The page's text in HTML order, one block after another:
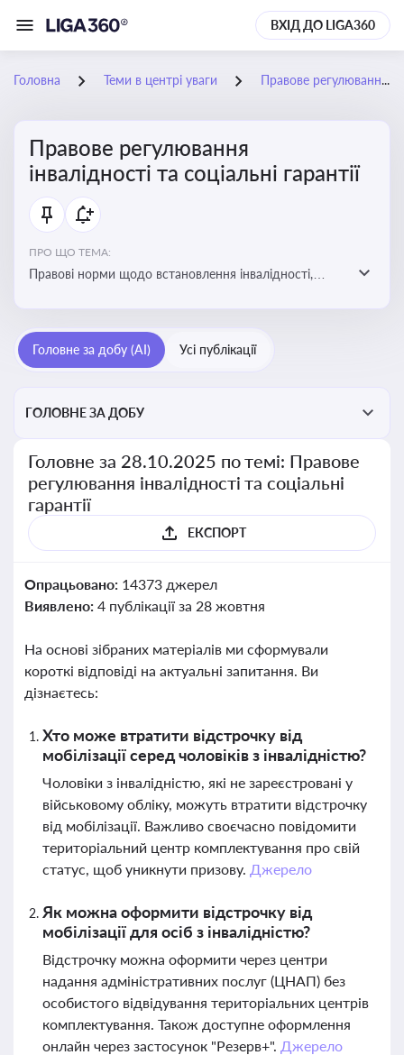
ВХІД ДО LIGA360
Головна Теми в центрі уваги Правове регулювання інвалідності та соціальні гарантії
Правове регулювання
інвалідності та соціальні гарантії
ПРО ЩО ТЕМА:
Правові норми щодо встановлення інвалідності,
Головне за добу (AI) Усі публікації
ГОЛОВНЕ ЗА ДОБУ
Головне за 28.10.2025 по темі: Правове
регулювання інвалідності та соціальні
гарантії
ЕКСПОРТ
Опрацьовано: 14373 джерел
Виявлено: 4 публікації за 28 жовтня
На основі зібраних матеріалів ми сформували
короткі відповіді на актуальні запитання. Ви
дізнаєтесь:
Хто може втратити відстрочку від
мобілізації серед чоловіків з інвалідністю?
Чоловіки з інвалідністю, які не зареєстровані у
військовому обліку, можуть втратити відстрочку
від мобілізації. Важливо своєчасно повідомити
територіальний центр комплектування про свій
статус, щоб уникнути призову. Джерело
Як можна оформити відстрочку від
мобілізації для осіб з інвалідністю?
Відстрочку можна оформити через центри
надання адміністративних послуг (ЦНАП) без
особистого відвідування територіальних центрів
комплектування. Також доступне оформлення
онлайн через застосунок "Резерв+". Джерело